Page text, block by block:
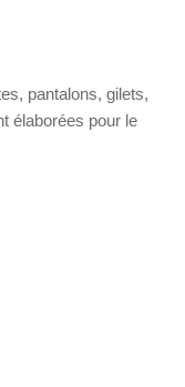
pantalons, gilets,
élaborées pour le